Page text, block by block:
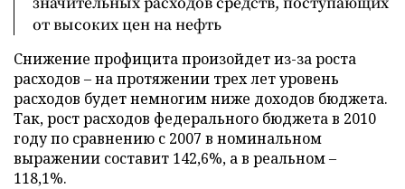
от высоких цен на нефть
Снижение профицита произойдет из-за роста
расходов – на протяжении трех лет уровень
расходов будет немногим ниже доходов бюджета.
Так, рост расходов федерального бюджета в 2010
году по сравнению с 2007 в номинальном
выражении составит 142,6%, а в реальном –
118,1%.